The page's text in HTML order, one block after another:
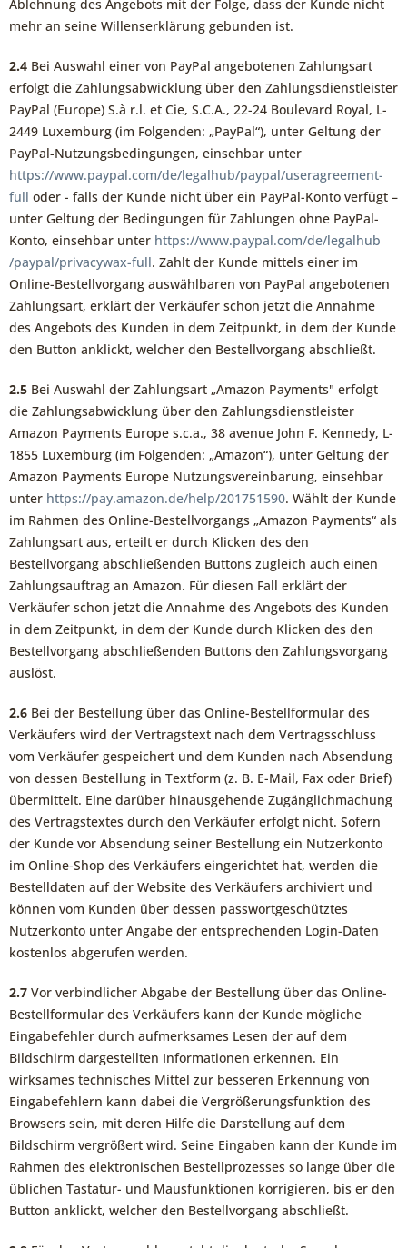
Ablehnung des Angebots mit der Folge, dass der Kunde nicht
mehr an seine Willenserklärung gebunden ist.
2.4 Bei Auswahl einer von PayPal angebotenen Zahlungsart
erfolgt die Zahlungsabwicklung über den Zahlungsdienstleister
PayPal (Europe) S.à r.l. et Cie, S.C.A., 22-24 Boulevard Royal, L-
2449 Luxemburg (im Folgenden: „PayPal“), unter Geltung der
PayPal-Nutzungsbedingungen, einsehbar unter
https://www.paypal.com/de/legalhub/paypal/useragreement-
full oder - falls der Kunde nicht über ein PayPal-Konto verfügt –
unter Geltung der Bedingungen für Zahlungen ohne PayPal-
Konto, einsehbar unter https://www.paypal.com/de/legalhub
/paypal/privacywax-full. Zahlt der Kunde mittels einer im
Online-Bestellvorgang auswählbaren von PayPal angebotenen
Zahlungsart, erklärt der Verkäufer schon jetzt die Annahme
des Angebots des Kunden in dem Zeitpunkt, in dem der Kunde
den Button anklickt, welcher den Bestellvorgang abschließt.
2.5 Bei Auswahl der Zahlungsart „Amazon Payments" erfolgt
die Zahlungsabwicklung über den Zahlungsdienstleister
Amazon Payments Europe s.c.a., 38 avenue John F. Kennedy, L-
1855 Luxemburg (im Folgenden: „Amazon“), unter Geltung der
Amazon Payments Europe Nutzungsvereinbarung, einsehbar
unter https://pay.amazon.de/help/201751590. Wählt der Kunde
im Rahmen des Online-Bestellvorgangs „Amazon Payments“ als
Zahlungsart aus, erteilt er durch Klicken des den
Bestellvorgang abschließenden Buttons zugleich auch einen
Zahlungsauftrag an Amazon. Für diesen Fall erklärt der
Verkäufer schon jetzt die Annahme des Angebots des Kunden
in dem Zeitpunkt, in dem der Kunde durch Klicken des den
Bestellvorgang abschließenden Buttons den Zahlungsvorgang
auslöst.
2.6 Bei der Bestellung über das Online-Bestellformular des
Verkäufers wird der Vertragstext nach dem Vertragsschluss
vom Verkäufer gespeichert und dem Kunden nach Absendung
von dessen Bestellung in Textform (z. B. E-Mail, Fax oder Brief)
übermittelt. Eine darüber hinausgehende Zugänglichmachung
des Vertragstextes durch den Verkäufer erfolgt nicht. Sofern
der Kunde vor Absendung seiner Bestellung ein Nutzerkonto
im Online-Shop des Verkäufers eingerichtet hat, werden die
Bestelldaten auf der Website des Verkäufers archiviert und
können vom Kunden über dessen passwortgeschütztes
Nutzerkonto unter Angabe der entsprechenden Login-Daten
kostenlos abgerufen werden.
2.7 Vor verbindlicher Abgabe der Bestellung über das Online-
Bestellformular des Verkäufers kann der Kunde mögliche
Eingabefehler durch aufmerksames Lesen der auf dem
Bildschirm dargestellten Informationen erkennen. Ein
wirksames technisches Mittel zur besseren Erkennung von
Eingabefehlern kann dabei die Vergrößerungsfunktion des
Browsers sein, mit deren Hilfe die Darstellung auf dem
Bildschirm vergrößert wird. Seine Eingaben kann der Kunde im
Rahmen des elektronischen Bestellprozesses so lange über die
üblichen Tastatur- und Mausfunktionen korrigieren, bis er den
Button anklickt, welcher den Bestellvorgang abschließt.